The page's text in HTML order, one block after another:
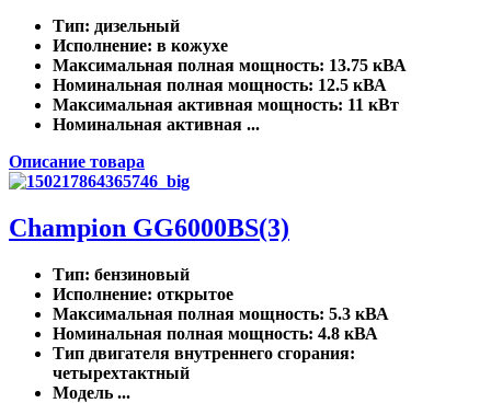
Тип: дизельный
Исполнение: в кожухе
Максимальная полная мощность: 13.75 кВА
Номинальная полная мощность: 12.5 кВА
Максимальная активная мощность: 11 кВт
Номинальная активная ...
Описание товара
Champion GG6000BS(3)
Тип: бензиновый
Исполнение: открытое
Максимальная полная мощность: 5.3 кВА
Номинальная полная мощность: 4.8 кВА
Тип двигателя внутреннего сгорания:
четырехтактный
Модель ...